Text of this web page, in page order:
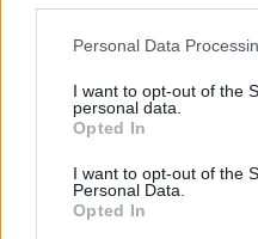
Please note that this
not limited to your visit or
grant or deny consent to
use your data for below
consent section.
Personal Data
I want to opt-out of the
personal data.
Opted In
I want to opt-out of the
Personal Data.
Opted In
Országos
Itt az
az